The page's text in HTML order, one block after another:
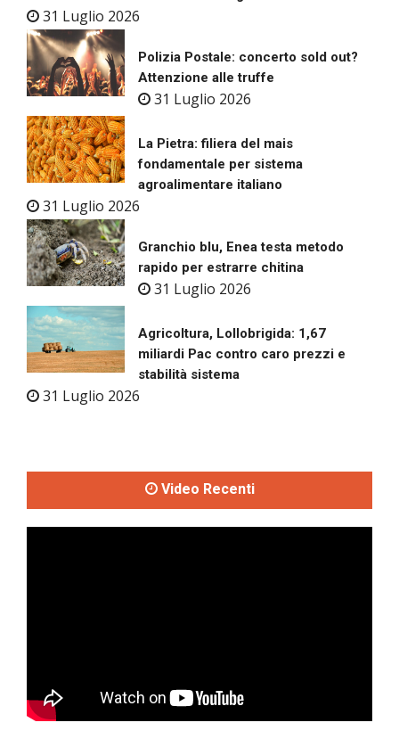
31 Luglio 2026
Polizia Postale: concerto sold out?
Attenzione alle truffe
31 Luglio 2026
La Pietra: filiera del mais
fondamentale per sistema
agroalimentare italiano
31 Luglio 2026
Granchio blu, Enea testa metodo
rapido per estrarre chitina
31 Luglio 2026
Agricoltura, Lollobrigida: 1,67
miliardi Pac contro caro prezzi e
stabilità sistema
31 Luglio 2026
Video Recenti